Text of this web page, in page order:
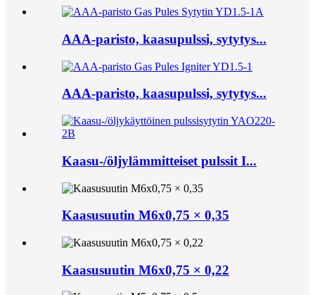
AAA-paristo, kaasupulssi, sytytys...
AAA-paristo, kaasupulssi, sytytys...
Kaasu-/öljylämmitteiset pulssit I...
Kaasusuutin M6x0,75 × 0,35
Kaasusuutin M6x0,75 × 0,22